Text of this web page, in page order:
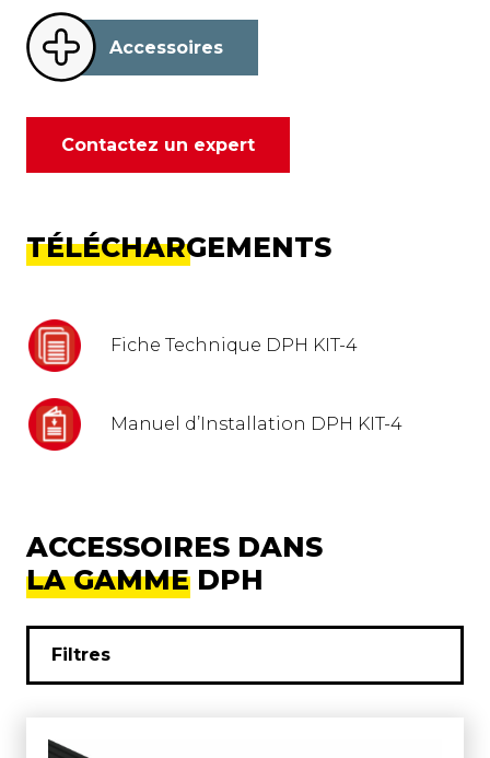
Accessoires
Contactez un expert
TÉLÉCHARGEMENTS
Fiche Technique DPH KIT-4
Manuel d’Installation DPH KIT-4
ACCESSOIRES DANS
LA GAMME DPH
Filtres